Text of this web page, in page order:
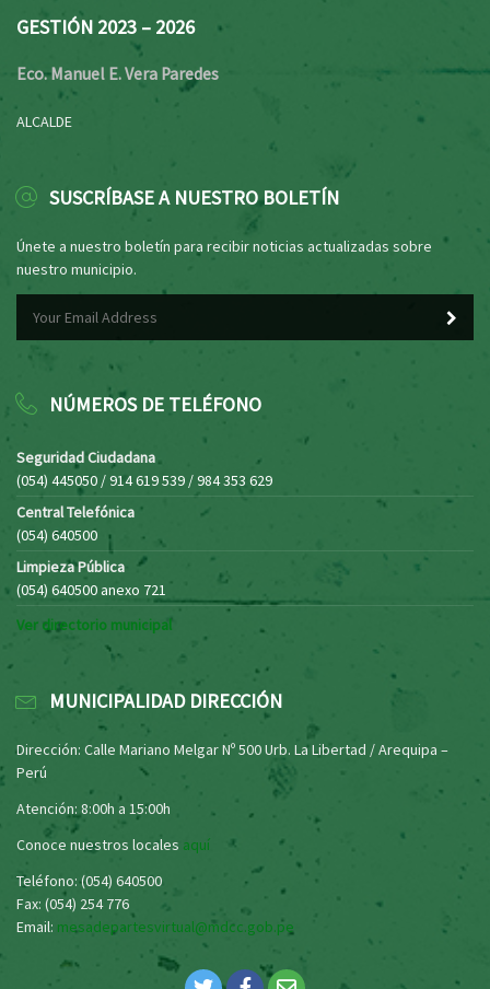
GESTIÓN 2023 – 2026
Eco. Manuel E. Vera Paredes
ALCALDE
SUSCRÍBASE A NUESTRO BOLETÍN
Únete a nuestro boletín para recibir noticias actualizadas sobre
nuestro municipio.
NÚMEROS DE TELÉFONO
Seguridad Ciudadana
(054) 445050 / 914 619 539 / 984 353 629
Central Telefónica
(054) 640500
Limpieza Pública
(054) 640500 anexo 721
Ver directorio municipal
MUNICIPALIDAD DIRECCIÓN
Dirección: Calle Mariano Melgar Nº 500 Urb. La Libertad / Arequipa –
Perú
Atención: 8:00h a 15:00h
Conoce nuestros locales aquí
Teléfono: (054) 640500
Fax: (054) 254 776
Email: mesadepartesvirtual@mdcc.gob.pe